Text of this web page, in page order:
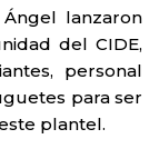
lanzaron
del CIDE,
personal
para ser
plantel.